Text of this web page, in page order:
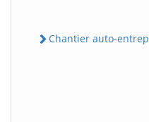
Chantier auto-